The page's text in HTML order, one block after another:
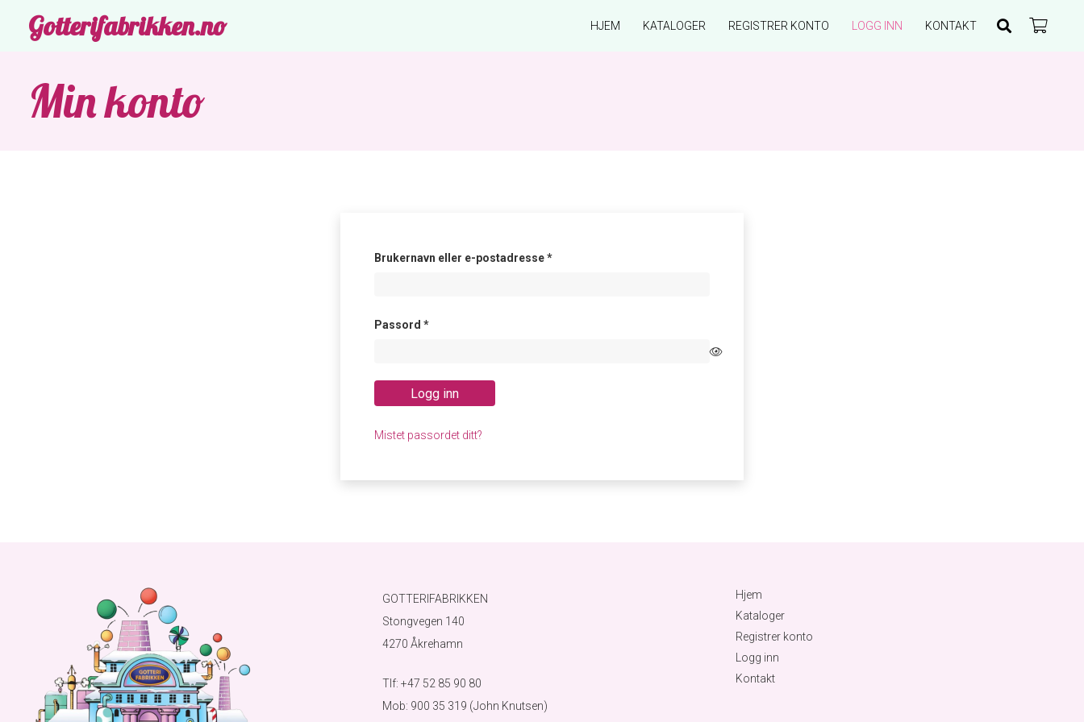
Gotterifabrikken.no HJEM KATALOGER REGISTRER KONTO LOGG INN KONTAKT
Min konto
Brukernavn eller e-postadresse*Påkrevd
Passord *Påkrevd
Logg inn
Mistet passordet ditt?
GOTTERIFABRIKKEN
Stongvegen 140
4270 Åkrehamn
Tlf: +47 52 85 90 80
Mob: 900 35 319 (John Knutsen)
Hjem
Kataloger
Registrer konto
Logg inn
Kontakt